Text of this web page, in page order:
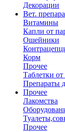
Декорации
Вет.
Витамины
Капли от
Ошейники
Корм
Прочее
Таблетки от
Препараты
Прочее
Лакомства
Прочее